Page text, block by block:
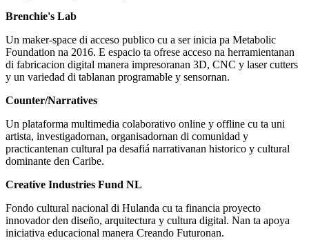
Brenchie's Lab
Un maker-space di acceso publico cu a ser inicia pa Metabolic
Foundation na 2016. E espacio ta ofrese acceso na herramientanan
di fabricacion digital manera impresoranan 3D, CNC y laser cutters
y un variedad di tablanan programable y sensornan.
Counter/Narratives
Un plataforma multimedia colaborativo online y offline cu ta uni
artista, investigadornan, organisadornan di comunidad y
practicantenan cultural pa desafiá narrativanan historico y cultural
dominante den Caribe.
Creative Industries Fund NL
Fondo cultural nacional di Hulanda cu ta financia proyecto
innovador den diseño, arquitectura y cultura digital. Nan ta apoya
iniciativa educacional manera Creando Futuronan.